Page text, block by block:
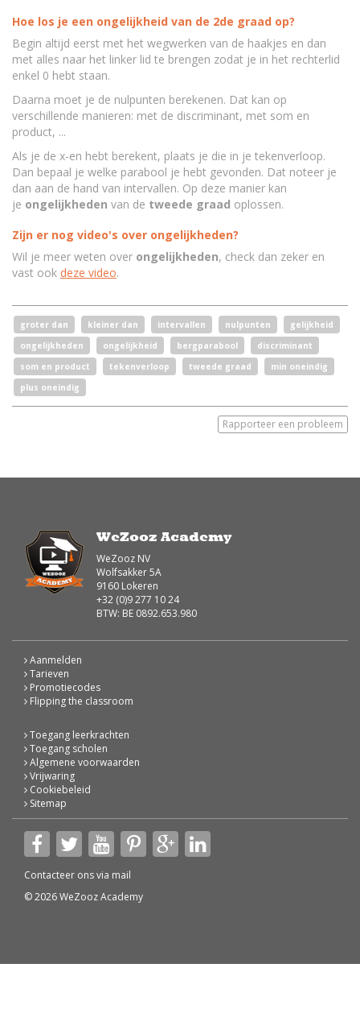
Hoe los je een ongelijkheid van de 2de graad op?
Begin altijd eerst met het wegwerken van de haakjes en dan
met alles naar het linker lid te brengen zodat je in het rechterlid
enkel 0 hebt staan.
Daarna moet je de nulpunten berekenen. Dat kan op
verschillende manieren: met de discriminant, met som en
product, ...
Als je de x-en hebt berekent, plaats je die in je tekenverloop.
Dan bepaal je welke parabool je hebt gevonden. Dat noteer je
dan aan de hand van intervallen. Op deze manier kan
je ongelijkheden van de tweede graad oplossen.
Zijn er nog video's over ongelijkheden?
Wil je meer weten over ongelijkheden, check dan zeker en
vast ook deze video.
groter dan kleiner dan intervallen nulpunten
gelijkheid
ongelijkheden
ongelijkheid bergparabool
discriminant
som en product
tekenverloop tweede graad
min oneindig
plus oneindig
Rapporteer een probleem
WeZooz Academy
WeZooz NV
Wolfsakker 5A
9160 Lokeren
+32 (0)9 277 10 24
BTW: BE 0892.653.980
Aanmelden
Tarieven
Promotiecodes
Flipping the classroom
Toegang leerkrachten
Toegang scholen
Algemene voorwaarden
Vrijwaring
Cookiebeleid
Sitemap
Contacteer ons via mail
© 2026 WeZooz Academy